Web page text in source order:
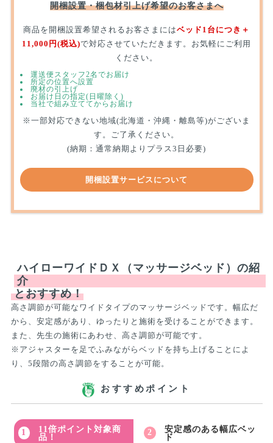
開梱設置・梱包材引上げ希望のお客さまへ
商品を開梱設置希望されるお客さまにはベッド1台につき＋
11,000円(税込)で対応させていただきます。お気軽にご利用
ください。
運送便スタッフ2名でお届け
所定の位置へ設置
廃材の引上げ
お届け日の指定(日曜除く)
当社で組み立ててからお届け
※一部対応できない地域(北海道・沖縄・離島等)がございま
す。ご了承ください。
(納期：通常納期よりプラス3日必要)
開梱設置サービスについて
ハイローワイドＤＸ（マッサージベッド）の紹
介
とおすすめ！
高さ調節が可能なワイドタイプのマッサージベッドです。幅広だ
から、安定感があり、ゆったりと施術を受けることができます。
また、先生の施術にあわせ、高さ調節が可能です。
※アジャスターを足でふみながらベッドを持ち上げることによ
り、5段階の高さ調節をすることが可能。
おすすめポイント
11倍ポイント対象商
品！
安定感のある幅広ベッ
ド